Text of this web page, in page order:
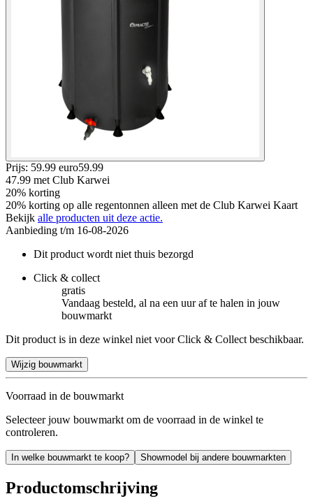
Prijs: 59.99 euro59.99
47.99 met Club Karwei
20% korting
20% korting op alle regentonnen alleen met de Club Karwei Kaart
Bekijk alle producten uit deze actie.
Aanbieding t/m 16-08-2026
Dit product wordt niet thuis bezorgd
Click & collect
gratis
Vandaag besteld, al na een uur af te halen in jouw
bouwmarkt
Dit product is in deze winkel niet voor Click & Collect beschikbaar.
Wijzig bouwmarkt
Voorraad in de bouwmarkt
Selecteer jouw bouwmarkt om de voorraad in de winkel te
controleren.
In welke bouwmarkt te koop? Showmodel bij andere bouwmarkten
Productomschrijving